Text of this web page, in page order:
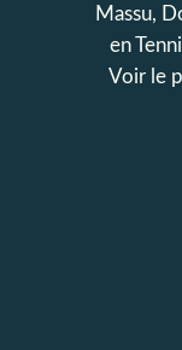
Massu,
en
Voir le